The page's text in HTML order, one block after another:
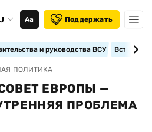
Аа Поддержать
и руководства ВСУ
ПОЛИТИКА
ЕВРОПЫ —
ПРОБЛЕМА